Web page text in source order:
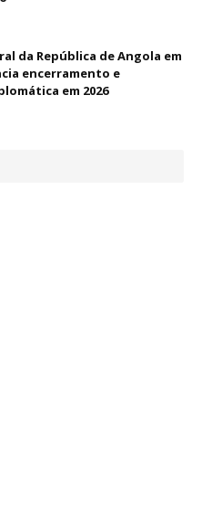
da República de Angola em
encerramento e
em 2026